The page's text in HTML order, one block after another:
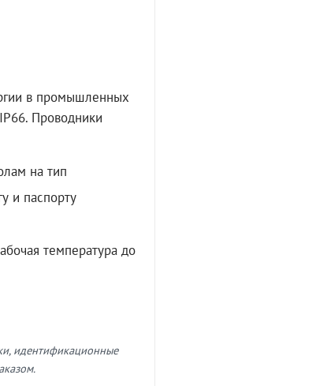
в промышленных
Проводники
на тип
и паспорту
температура до
идентификационные